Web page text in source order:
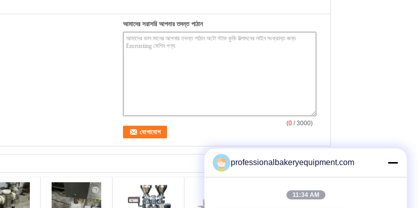
আমাদের সরাসরি আপনার তদন্ত পাঠান
(0 / 3000)
professionalbakeryequipment.com
11:34 AM